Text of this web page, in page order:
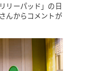
リーパッド」の日
んからコメントが